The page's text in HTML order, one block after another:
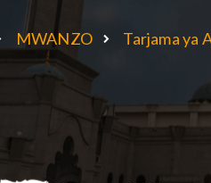
MWANZO Tarjama ya